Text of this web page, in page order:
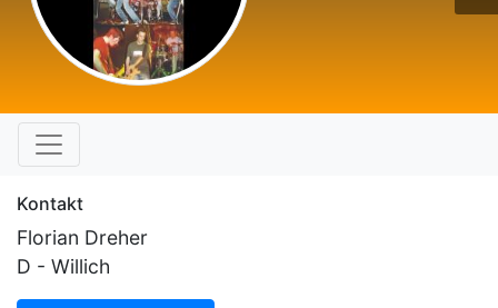
Kontakt
Florian Dreher
D - Willich